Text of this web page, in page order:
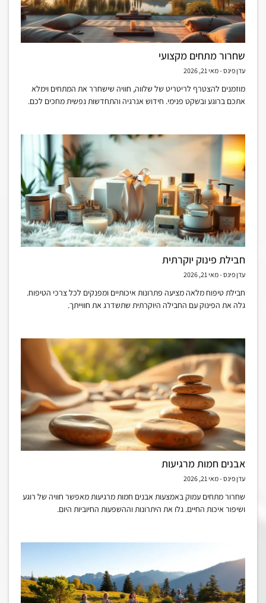
שחרור מתחים מקצועי
עדן פינס מאי 21, 2026
מוזמנים להצטרף לריטריט של שלווה, חוויה שישחרר את המתחים וימלא
אתכם ברוגע ובשקט פנימי. חידוש אנרגיה והתחדשות נפשית מחכים לכם.
חבילת פינוק יוקרתית
עדן פינס מאי 21, 2026
חבילת טיפוח מלאה מציעה פתרונות איכותיים ומפנקים לכל צרכי הטיפוח.
גלה את הפינוק עם החבילה היוקרתית שתשדרג את חווייתך.
אבנים חמות מרגיעות
עדן פינס מאי 21, 2026
שחרור מתחים עמוק באמצעות אבנים חמות מרגיעות מאפשר חוויה של רוגע
ושיפור איכות החיים. גלו את היתרונות וההשפעות החיוביות היום.